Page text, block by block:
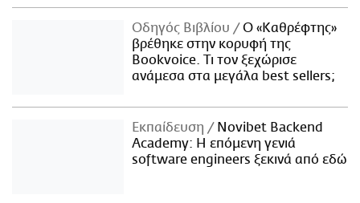
Οδηγός Βιβλίου
Ο «Καθρέφτης»
βρέθηκε στην κορυφή της
Bookvoice. Τι τον ξεχώρισε
ανάμεσα στα μεγάλα best sellers;
Εκπαίδευση
Novibet Backend
Academy: Η επόμενη γενιά
software engineers ξεκινά από εδώ